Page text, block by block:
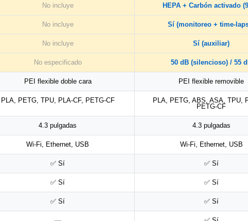
No incluye HEPA + Carbón activado
No incluye Sí (monitoreo + time-
No incluye Sí (auxiliar)
No especificado 50 dB (silencioso) / 55
PEI flexible doble cara PEI flexible removible
PLA, PETG, TPU, PLA-CF, PETG-CF
PLA, PETG, ABS, ASA, TPU,
PETG-CF
4.3 pulgadas 4.3 pulgadas
Wi-Fi, Ethernet, USB Wi-Fi, Ethernet, USB
✅ Sí ✅ Sí
✅ Sí ✅ Sí
✅ Sí ✅ Sí